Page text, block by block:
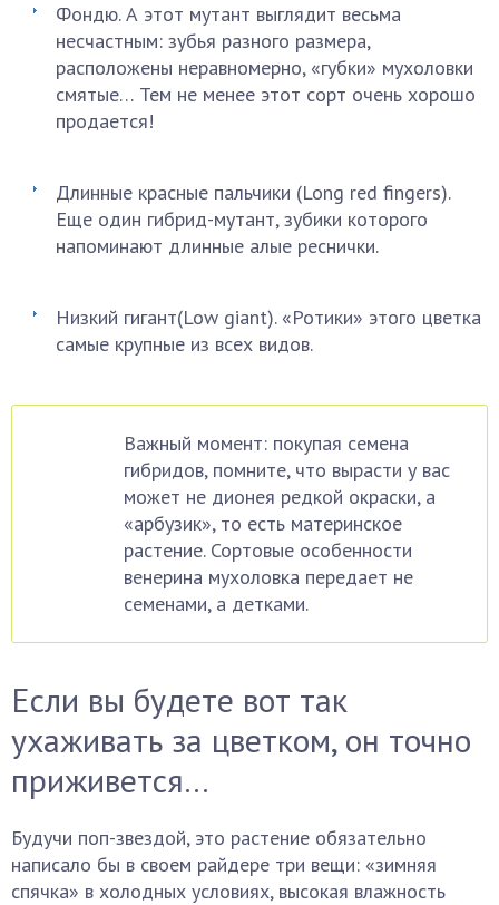
Фондю. А этот мутант выглядит весьма
несчастным: зубья разного размера,
расположены неравномерно, «губки» мухоловки
смятые… Тем не менее этот сорт очень хорошо
продается!
Длинные красные пальчики (Long red fingers).
Еще один гибрид-мутант, зубики которого
напоминают длинные алые реснички.
Низкий гигант(Low giant). «Ротики» этого цветка
самые крупные из всех видов.
Важный момент: покупая семена
гибридов, помните, что вырасти у вас
может не дионея редкой окраски, а
«арбузик», то есть материнское
растение. Сортовые особенности
венерина мухоловка передает не
семенами, а детками.
Если вы будете вот так
ухаживать за цветком, он точно
приживется…
Будучи поп-звездой, это растение обязательно
написало бы в своем райдере три вещи: «зимняя
спячка» в холодных условиях, высокая влажность